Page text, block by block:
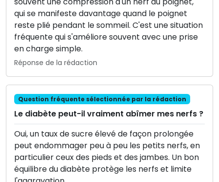
qui se manifeste davantage quand le poignet
reste plié pendant le sommeil. C'est une situation
fréquente qui s'améliore souvent avec une prise
en charge simple.
Réponse de la rédaction
Question fréquente sélectionnée par la rédaction
Le diabète peut-il vraiment abîmer mes nerfs ?
Oui, un taux de sucre élevé de façon prolongée
peut endommager peu à peu les petits nerfs, en
particulier ceux des pieds et des jambes. Un bon
équilibre du diabète protège les nerfs et limite